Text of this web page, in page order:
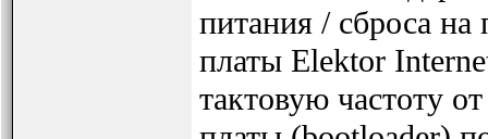
питания / сброса
платы Elektor
тактовую частоту